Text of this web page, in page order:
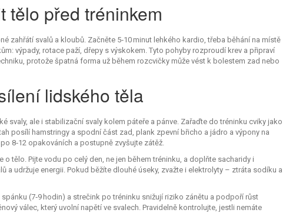
tělo před tréninkem
zahřátí svalů a kloubů. Začněte 5‑10 minut lehkého kardio, třeba běhání na místě
výpady, rotace paží, dřepy s výskokem. Tyto pohyby rozproudí krev a připraví
protože špatná forma už během rozcvičky může vést k bolestem zad nebo
lidského těla
svaly, ale i stabilizační svaly kolem páteře a pánve. Zařaďte do tréninku cviky jako
posílí hamstringy a spodní část zad, plank zpevní břicho a jádro a výpony na
8‑12 opakováních a postupně zvyšujte zátěž.
tělo. Pijte vodu po celý den, ne jen během tréninku, a doplňte sacharidy i
a udržuje energii. Pokud běžíte dlouhé úseky, zvažte i elektrolyty – ztráta sodíku a
(7‑9 hodin) a strečink po tréninku snižují riziko zánětu a podpoří růst
válec, který uvolní napětí ve svalech. Pravidelně kontrolujte, jestli nemáte